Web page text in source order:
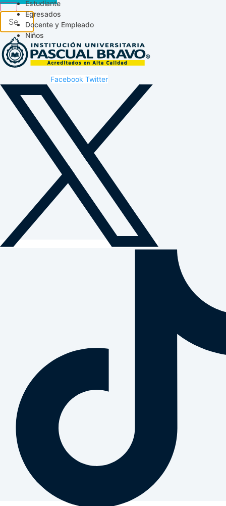
Estudiante
Egresados
Docente y Empleado
Niños
Facebook Twitter